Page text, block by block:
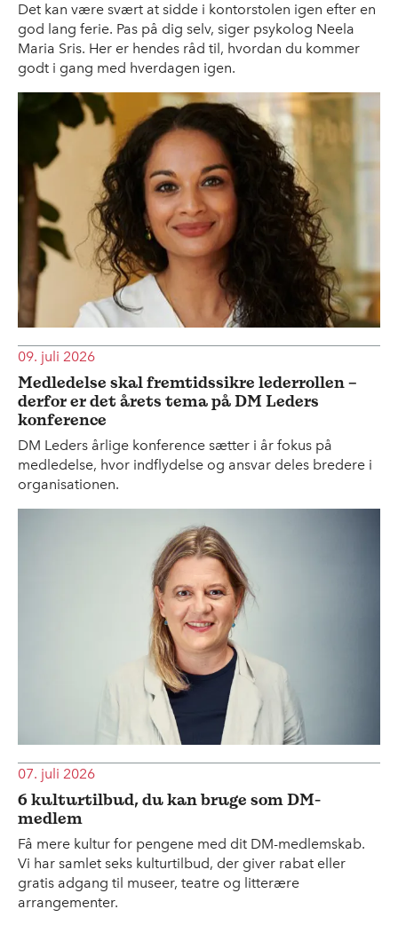
Det kan være svært at sidde i kontorstolen igen efter en
god lang ferie. Pas på dig selv, siger psykolog Neela
Maria Sris. Her er hendes råd til, hvordan du kommer
godt i gang med hverdagen igen.
09. juli 2026
Medledelse skal fremtidssikre lederrollen –
derfor er det årets tema på DM Leders
konference
DM Leders årlige konference sætter i år fokus på
medledelse, hvor indflydelse og ansvar deles bredere i
organisationen.
07. juli 2026
6 kulturtilbud, du kan bruge som DM-
medlem
Få mere kultur for pengene med dit DM-medlemskab.
Vi har samlet seks kulturtilbud, der giver rabat eller
gratis adgang til museer, teatre og litterære
arrangementer.